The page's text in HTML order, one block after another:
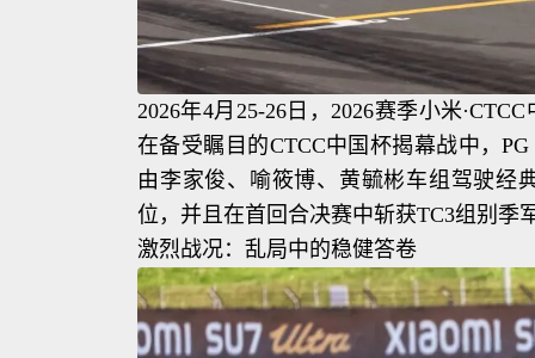
2026年4月25-26日，2026赛季小米
在备受瞩目的CTCC中国杯揭幕战中，
由李家俊、喻筱博、黄毓彬车组驾驶经
位，并且在首回合决赛中斩获TC3组别季
激烈战况：乱局中的稳健答卷